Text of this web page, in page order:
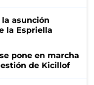
asunción
la Espriella
pone en marcha
de Kicillof